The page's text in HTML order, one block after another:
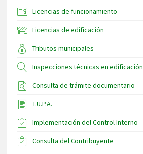
Licencias de funcionamiento
Licencias de edificación
Tributos municipales
Inspecciones técnicas en edificación
Consulta de trámite documentario
T.U.P.A.
Implementación del Control Interno
Consulta del Contribuyente